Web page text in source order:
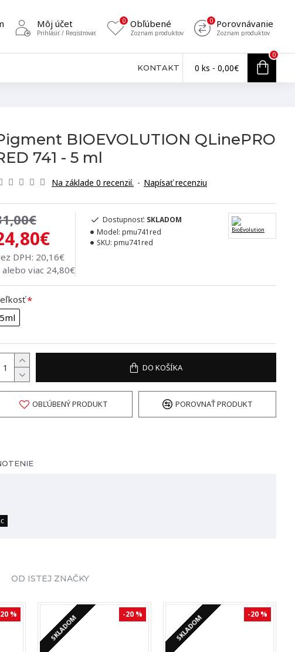
Môj účet
Prihlásiť / Registrovať
Obľúbené
Zoznam produktov
0 Porovnávanie
Zoznam produktov
0
KONTAKT 0 ks - 0,00€
0
BIOEVOLUTION QLinePRO
741 - 5 ml
Na základe 0 recenzií. - Napísať recenziu
DPH: 20,16€
alebo viac 24,80€
Dostupnosť: SKLADOM
Model: pmu741red
SKU: pmu741red
5ml
DO KOŠÍKA
OBĽÚBENÝ PRODUKT POROVNAŤ PRODUKT
Helenu Malíkovú.
OD ISTEJ ZNAČKY
% -20 %
SKLADOM -20 %
SKLADOM